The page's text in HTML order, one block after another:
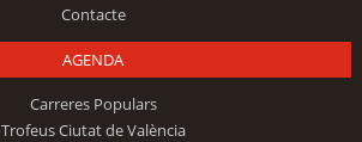
Contacte
AGENDA
Carreres Populars
Trofeus Ciutat de València